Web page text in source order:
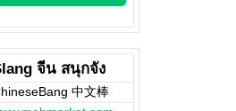
จีน สนุกจัง
中文棒